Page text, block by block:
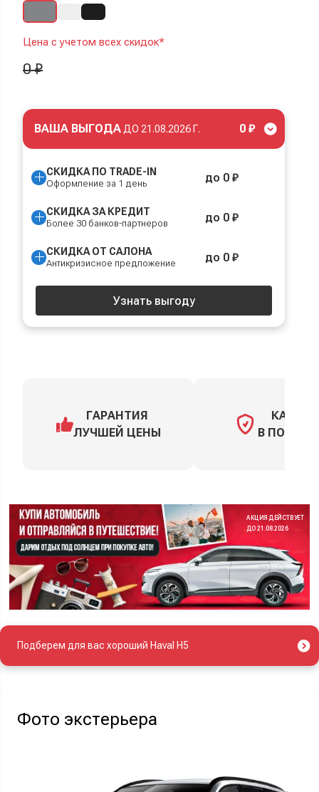
Цена с учетом всех скидок*
0 ₽
ВАША ВЫГОДА ДО 21.08.2026 Г. 0 ₽
СКИДКА ПО TRADE-IN
Оформление за 1 день до 0 ₽
СКИДКА ЗА КРЕДИТ
Более 30 банков-партнеров до 0 ₽
СКИДКА ОТ САЛОНА
Антикризисное предложение до 0 ₽
Узнать выгоду
ГАРАНТИЯ
ЛУЧШЕЙ ЦЕНЫ
КАСКО
В
АКЦИЯ ДЕЙСТВУЕТ
ДО 21.08.2026
Подберем для вас хороший Haval H5
Фото экстерьера